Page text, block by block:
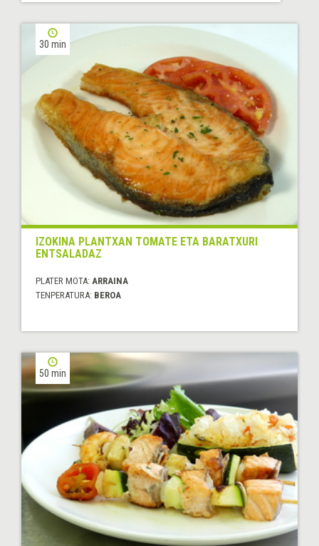
30 min
IZOKINA PLANTXAN TOMATE ETA BARATXURI
ENTSALADAZ
PLATER MOTA: ARRAINA
TENPERATURA: BEROA
50 min